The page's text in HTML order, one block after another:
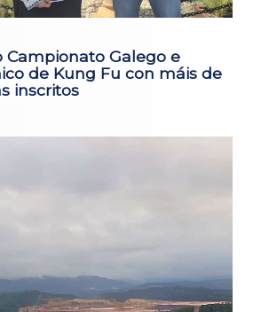
Campionato Galego e
de Kung Fu con máis de
inscritos